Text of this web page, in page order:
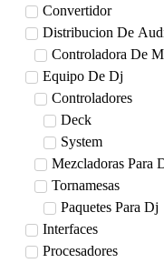
Convertidor
Distribucion De
Controladora De
Equipo De Dj
Controladores
Deck
System
Mezcladoras Para
Tornamesas
Paquetes Para Dj
Interfaces
Procesadores